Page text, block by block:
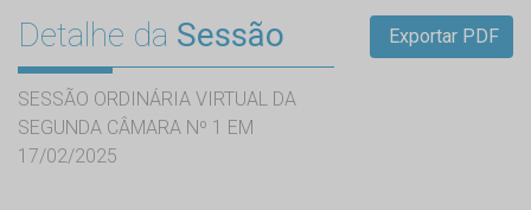
Detalhe da Sessão
SESSÃO ORDINÁRIA VIRTUAL DA
SEGUNDA CÂMARA Nº 1 EM
17/02/2025
Exportar PDF